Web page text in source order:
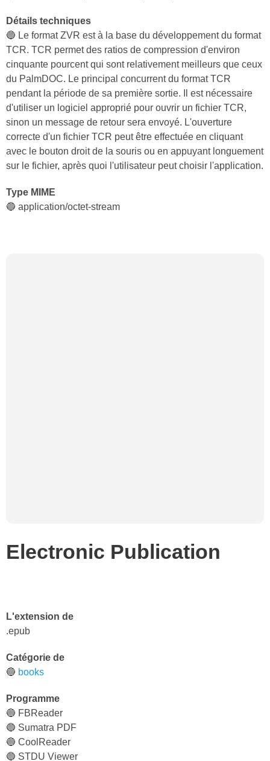
Détails techniques
🔵 Le format ZVR est à la base du développement du format
TCR. TCR permet des ratios de compression d'environ
cinquante pourcent qui sont relativement meilleurs que ceux
du PalmDOC. Le principal concurrent du format TCR
pendant la période de sa première sortie. Il est nécessaire
d'utiliser un logiciel approprié pour ouvrir un fichier TCR,
sinon un message de retour sera envoyé. L'ouverture
correcte d'un fichier TCR peut être effectuée en cliquant
avec le bouton droit de la souris ou en appuyant longuement
sur le fichier, après quoi l'utilisateur peut choisir l'application.
Type MIME
🔵 application/octet-stream
Electronic Publication
L'extension de
.epub
Catégorie de
🔵 books
Programme
🔵 FBReader
🔵 Sumatra PDF
🔵 CoolReader
🔵 STDU Viewer